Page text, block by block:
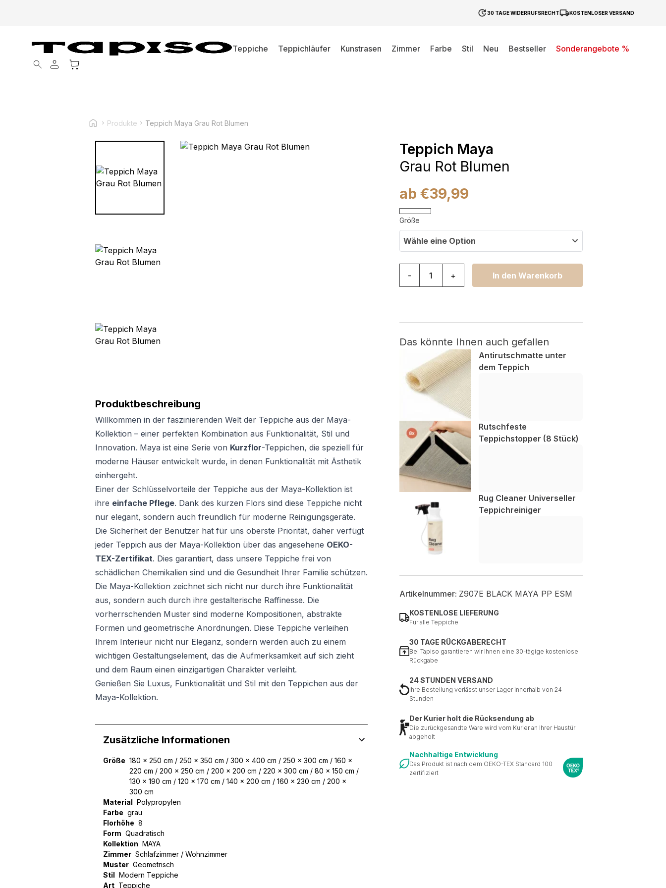
30 TAGE WIDERRUFSRECHT KOSTENLOSER VERSAND
Teppiche Teppichläufer Kunstrasen Zimmer Farbe Stil Neu Bestseller
Sonderangebote %
Products search
Produkte Teppich Maya Grau Rot Blumen
Produktbeschreibung
Willkommen in der faszinierenden Welt der Teppiche aus der Maya-
Kollektion – einer perfekten Kombination aus Funktionalität, Stil und
Innovation. Maya ist eine Serie von Kurzflor-Teppichen, die speziell für
moderne Häuser entwickelt wurde, in denen Funktionalität mit Ästhetik
einhergeht.
Einer der Schlüsselvorteile der Teppiche aus der Maya-Kollektion ist
ihre einfache Pflege. Dank des kurzen Flors sind diese Teppiche nicht
nur elegant, sondern auch freundlich für moderne Reinigungsgeräte.
Die Sicherheit der Benutzer hat für uns oberste Priorität, daher verfügt
jeder Teppich aus der Maya-Kollektion über das angesehene OEKO-
TEX-Zertifikat. Dies garantiert, dass unsere Teppiche frei von
schädlichen Chemikalien sind und die Gesundheit Ihrer Familie schützen.
Die Maya-Kollektion zeichnet sich nicht nur durch ihre Funktionalität
aus, sondern auch durch ihre gestalterische Raffinesse. Die
vorherrschenden Muster sind moderne Kompositionen, abstrakte
Formen und geometrische Anordnungen. Diese Teppiche verleihen
Ihrem Interieur nicht nur Eleganz, sondern werden auch zu einem
wichtigen Gestaltungselement, das die Aufmerksamkeit auf sich zieht
und dem Raum einen einzigartigen Charakter verleiht.
Genießen Sie Luxus, Funktionalität und Stil mit den Teppichen aus der
Maya-Kollektion.
Teppich Maya
Grau Rot Blumen
ab €39,99
Größe
Wähle eine Option
- + In den Warenkorb
Das könnte Ihnen auch gefallen
Antirutschmatte unter
dem Teppich
Rutschfeste
Teppichstopper (8 Stück)
Rug Cleaner Universeller
Teppichreiniger
Artikelnummer: Z907E BLACK MAYA PP ESM
KOSTENLOSE LIEFERUNG
Für alle Teppiche
30 TAGE RÜCKGABERECHT
Bei Tapiso garantieren wir Ihnen eine 30-tägige kostenlose
Rückgabe
24 STUNDEN VERSAND
Ihre Bestellung verlässt unser Lager innerhalb von 24
Stunden
Der Kurier holt die Rücksendung ab
Die zurückgesandte Ware wird vom Kurier an Ihrer Haustür
abgeholt
Nachhaltige Entwicklung
Das Produkt ist nach dem OEKO-TEX Standard 100
zertifiziert
Zusätzliche Informationen
Größe 180 x 250 cm / 250 x 350 cm / 300 x 400 cm / 250 x 300 cm / 160 x
220 cm / 200 x 250 cm / 200 x 200 cm / 220 x 300 cm / 80 x 150 cm /
130 x 190 cm / 120 x 170 cm / 140 x 200 cm / 160 x 230 cm / 200 x
300 cm
Material Polypropylen
Farbe grau
Florhöhe 8
Form Quadratisch
Kollektion MAYA
Zimmer Schlafzimmer / Wohnzimmer
Muster Geometrisch
Stil Modern Teppiche
Art Teppiche